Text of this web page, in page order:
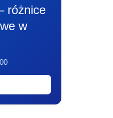
różnice
w